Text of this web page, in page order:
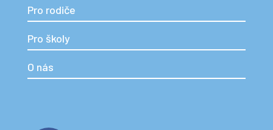
Pro rodiče
Pro školy
O nás